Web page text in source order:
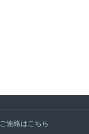
ご連絡はこちら